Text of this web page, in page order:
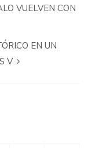
VUELVEN CON
EN UN
V